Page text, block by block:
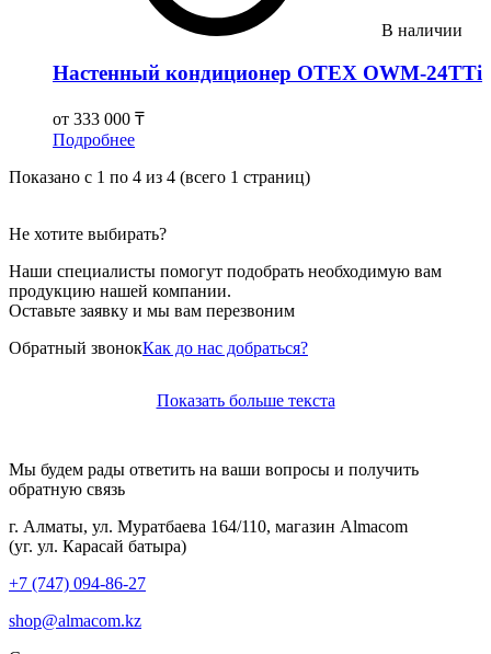
В наличии
Настенный кондиционер OTEX OWM-24TTi
от 333 000 ₸
Подробнее
Показано с 1 по 4 из 4 (всего 1 страниц)
Не хотите выбирать?
Наши специалисты помогут подобрать необходимую вам
продукцию нашей компании.
Оставьте заявку и мы вам перезвоним
Обратный звонокКак до нас добраться?
Показать больше текста
Мы будем рады ответить на ваши вопросы и получить
обратную связь
г. Алматы, ул. Муратбаева 164/110, магазин Almacom
(уг. ул. Карасай батыра)
+7 (747) 094-86-27
shop@almacom.kz